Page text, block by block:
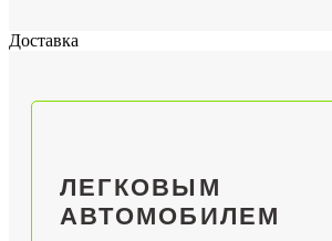
Доставка
ЛЕГКОВЫМ
АВТОМОБИЛЕМ